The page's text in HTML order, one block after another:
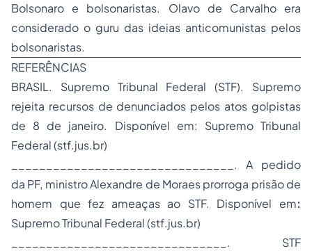
Bolsonaro e bolsonaristas. Olavo de Carvalho era
considerado o guru das ideias anticomunistas pelos
bolsonaristas.
REFERÊNCIAS
BRASIL. Supremo Tribunal Federal (STF). Supremo
rejeita recursos de denunciados pelos atos golpistas
de 8 de janeiro. Disponível em: Supremo Tribunal
Federal (stf.jus.br)
________________________________. A pedido
da PF, ministro Alexandre de Moraes prorroga prisão de
homem que fez ameaças ao STF. Disponível em:
Supremo Tribunal Federal (stf.jus.br)
_______________________________. STF